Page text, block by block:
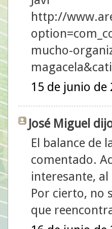
http://
mucho-
15 de junio de
José Miguel
El balance de
comentado.
interesante,
Por cierto, no
que